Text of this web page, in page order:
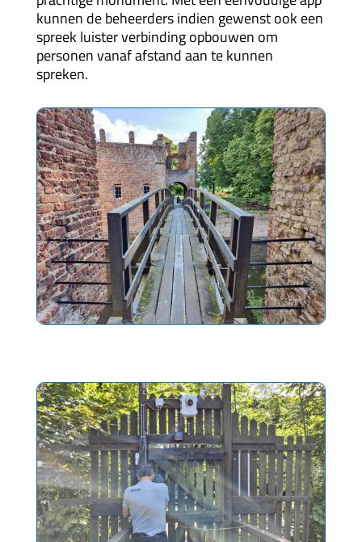
kunnen de beheerders indien gewenst ook een
spreek luister verbinding opbouwen om
personen vanaf afstand aan te kunnen
spreken.